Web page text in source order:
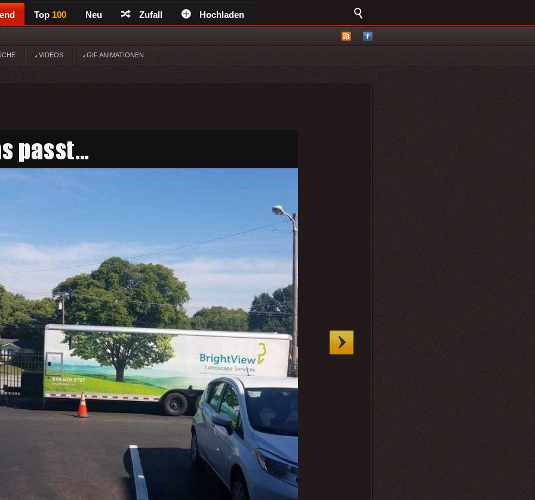
Top 100 Neu Zufall Hochladen
VIDEOS GIF ANIMATIONEN